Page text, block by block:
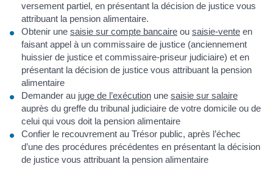
versement partiel, en présentant la décision de justice vous
attribuant la pension alimentaire.
Obtenir une saisie sur compte bancaire ou saisie-vente en
faisant appel à un commissaire de justice (anciennement
huissier de justice et commissaire-priseur judiciaire) et en
présentant la décision de justice vous attribuant la pension
alimentaire
Demander au juge de l’exécution une saisie sur salaire
auprès du greffe du tribunal judiciaire de votre domicile ou de
celui qui vous doit la pension alimentaire
Confier le recouvrement au Trésor public, après l’échec
d’une des procédures précédentes en présentant la décision
de justice vous attribuant la pension alimentaire